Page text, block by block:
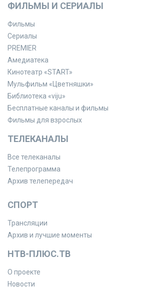
ФИЛЬМЫ И СЕРИАЛЫ
Фильмы
Сериалы
PREMIER
Амедиатека
Кинотеатр «START»
Мульфильм «Цветняшки»
Библиотека «viju»
Бесплатные каналы и фильмы
Фильмы для взрослых
ТЕЛЕКАНАЛЫ
Все телеканалы
Телепрограмма
Архив телепередач
СПОРТ
Трансляции
Архив и лучшие моменты
НТВ-ПЛЮС.ТВ
О проекте
Новости